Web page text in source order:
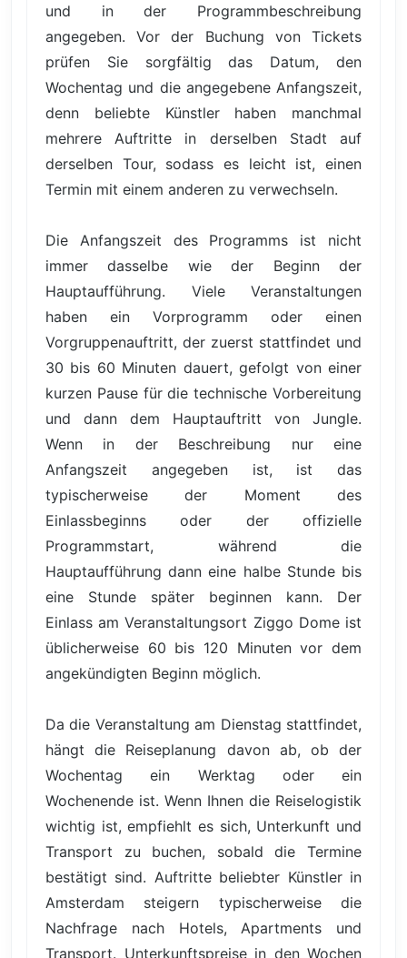
und in der Programmbeschreibung
angegeben. Vor der Buchung von Tickets
prüfen Sie sorgfältig das Datum, den
Wochentag und die angegebene Anfangszeit,
denn beliebte Künstler haben manchmal
mehrere Auftritte in derselben Stadt auf
derselben Tour, sodass es leicht ist, einen
Termin mit einem anderen zu verwechseln.
Die Anfangszeit des Programms ist nicht
immer dasselbe wie der Beginn der
Hauptaufführung. Viele Veranstaltungen
haben ein Vorprogramm oder einen
Vorgruppenauftritt, der zuerst stattfindet und
30 bis 60 Minuten dauert, gefolgt von einer
kurzen Pause für die technische Vorbereitung
und dann dem Hauptauftritt von Jungle.
Wenn in der Beschreibung nur eine
Anfangszeit angegeben ist, ist das
typischerweise der Moment des
Einlassbeginns oder der offizielle
Programmstart, während die
Hauptaufführung dann eine halbe Stunde bis
eine Stunde später beginnen kann. Der
Einlass am Veranstaltungsort Ziggo Dome ist
üblicherweise 60 bis 120 Minuten vor dem
angekündigten Beginn möglich.
Da die Veranstaltung am Dienstag stattfindet,
hängt die Reiseplanung davon ab, ob der
Wochentag ein Werktag oder ein
Wochenende ist. Wenn Ihnen die Reiselogistik
wichtig ist, empfiehlt es sich, Unterkunft und
Transport zu buchen, sobald die Termine
bestätigt sind. Auftritte beliebter Künstler in
Amsterdam steigern typischerweise die
Nachfrage nach Hotels, Apartments und
Transport. Unterkunftspreise in den Wochen